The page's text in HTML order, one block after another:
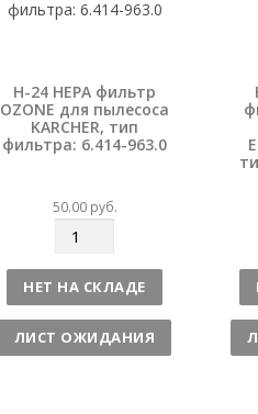
H-24 HEPA фильтр
OZONE для пылесоса
KARCHER, тип
фильтра: 6.414-963.0
50.00 руб.
л
и
ч
е
НЕТ НА СКЛАДЕ
ЛИСТ ОЖИДАНИЯ